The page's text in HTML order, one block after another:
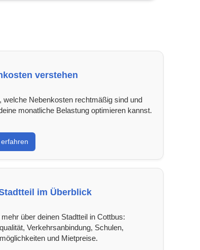
verstehen
welche Nebenkosten rechtmäßig sind und
monatliche Belastung optimieren kannst.
im Überblick
über deinen Stadtteil in Cottbus:
Verkehrsanbindung, Schulen,
und Mietpreise.